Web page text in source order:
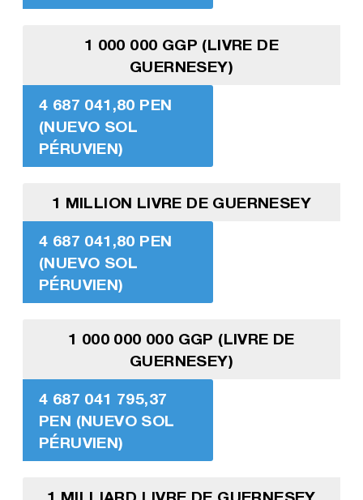
1 000 000 GGP (LIVRE DE
GUERNESEY)
4 687 041,80 PEN
(NUEVO SOL
PÉRUVIEN)
1 MILLION LIVRE DE GUERNESEY
4 687 041,80 PEN
(NUEVO SOL
PÉRUVIEN)
1 000 000 000 GGP (LIVRE DE
GUERNESEY)
4 687 041 795,37
PEN (NUEVO SOL
PÉRUVIEN)
1 MILLIARD LIVRE DE GUERNESEY